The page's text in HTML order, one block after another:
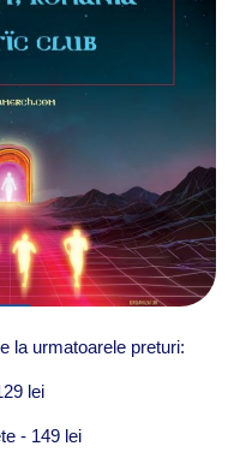
la urmatoarele preturi:
lei
- 149 lei